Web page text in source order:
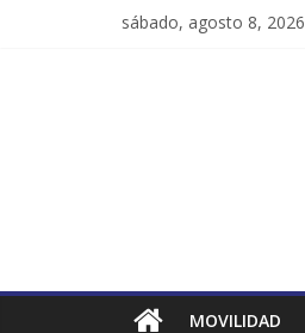
sábado, agosto 8, 2026
MOVILIDAD